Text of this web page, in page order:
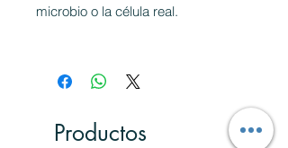
microbio o la célula real.
Productos